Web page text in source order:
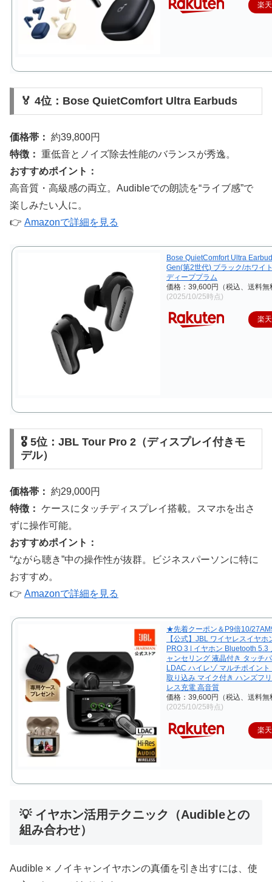
楽
🏅 4位：Bose QuietComfort Ultra Earbuds
価格帯： 約39,800円
特徴： 重低音とノイズ除去性能のバランスが秀逸。
おすすめポイント：
高音質・高級感の両立。Audibleでの朗読を“ライブ感”で
楽しみたい人に。
👉 Amazonで詳細を見る
Bose QuietComfort Ultra
Gen(第2世代) ブラック/ホワイ
ディーププラム
価格：39,600円（税込、送料無
(2025/10/25時点)
楽
🎖 5位：JBL Tour Pro 2（ディスプレイ付きモ
デル）
価格帯： 約29,000円
特徴： ケースにタッチディスプレイ搭載。スマホを出さ
ずに操作可能。
おすすめポイント：
“ながら聴き”中の操作性が抜群。ビジネスパーソンに特に
おすすめ。
👉 Amazonで詳細を見る
★先着クーポン＆P9倍10/
【公式】JBL ワイヤレスイヤホ
PRO 3 | イヤホン Bluetooth 5.3
ャンセリング 液晶付き タッチ
LDAC ハイレゾ マルチポイン
取り込み マイク付き ハンズフ
レス充電 高音質
価格：39,600円（税込、送料無
(2025/10/25時点)
楽
💡 イヤホン活用テクニック（Audibleとの
組み合わせ）
Audible × ノイキャンイヤホンの真価を引き出すには、使